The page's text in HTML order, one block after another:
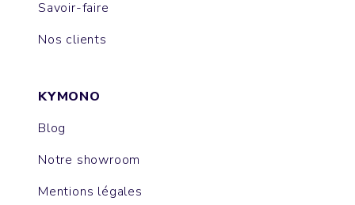
Savoir-faire
Nos clients
KYMONO
Blog
Notre showroom
Mentions légales